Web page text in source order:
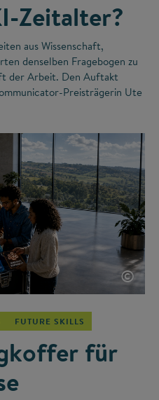
Zeitalter?
aus Wissenschaft,
denselben Fragebogen zu
der Arbeit. Den Auftakt
Preisträgerin Ute
©
FUTURE SKILLS
für